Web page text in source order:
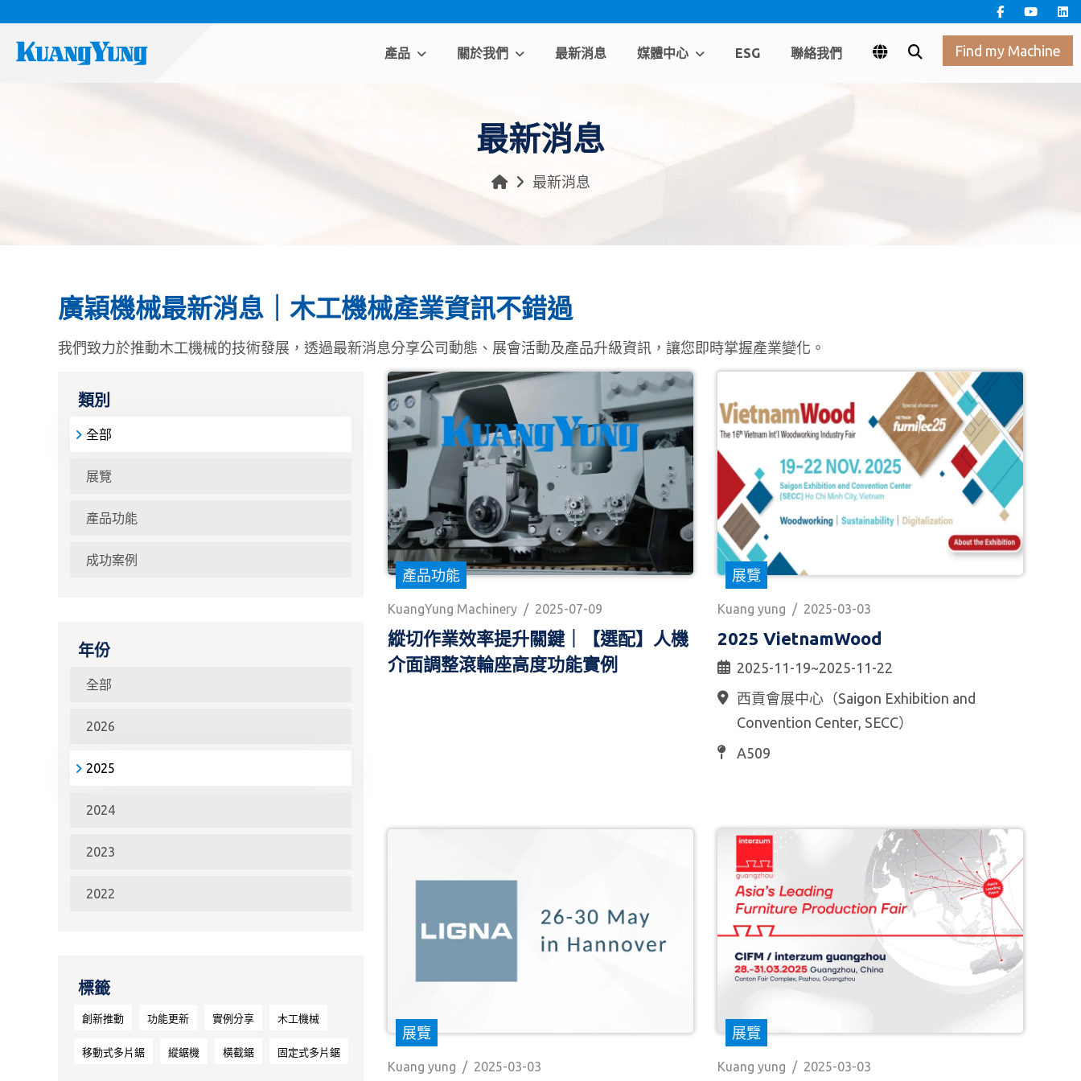
產品 關於我們 最新消息 媒體中心 ESG 聯絡我們 Find my Machine
最新消息
最新消息
廣穎機械最新消息｜木工機械產業資訊不錯過
我們致力於推動木工機械的技術發展，透過最新消息分享公司動態、展會活動及產品升級資訊，讓您即時掌握產業變化。
產品功能
KuangYung Machinery / 2025-07-09
縱切作業效率提升關鍵｜【選配】人機
介面調整滾輪座高度功能實例
展覽
Kuang yung / 2025-03-03
2025 VietnamWood
2025-11-19~2025-11-22
西貢會展中心（Saigon Exhibition and
Convention Center, SECC）
A509
展覽
Kuang yung / 2025-03-03
展覽
Kuang yung / 2025-03-03
類別
全部
展覽
產品功能
成功案例
年份
全部
2026
2025
2024
2023
2022
標籤
創新推動 功能更新 實例分享 木工機械
移動式多片鋸 縱鋸機 橫截鋸 固定式多片鋸